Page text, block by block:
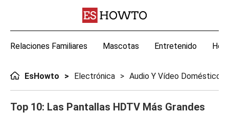
Relaciones Familiares Mascotas Entretenido
EsHowto Electrónica Audio Y Vídeo Doméstico
Top 10: Las Pantallas HDTV Más Grandes